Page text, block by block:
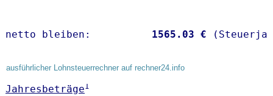
netto bleiben: 1565.03 €
ausführlicher Lohnsteuerrechner auf rechner24.info
Jahresbeträge1